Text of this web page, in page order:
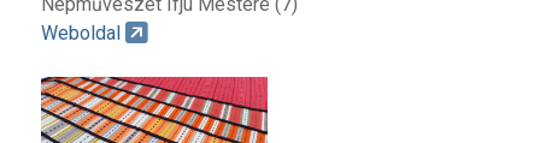
Weboldal